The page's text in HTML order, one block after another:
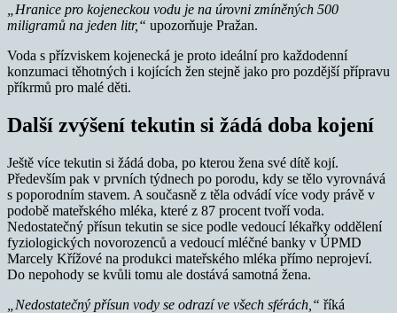
„Hranice pro kojeneckou vodu je na úrovni zmíněných 500
miligramů na jeden litr,“ upozorňuje Pražan.
Voda s přízviskem kojenecká je proto ideální pro každodenní
konzumaci těhotných i kojících žen stejně jako pro pozdější přípravu
příkrmů pro malé děti.
Další zvýšení tekutin si žádá doba kojení
Ještě více tekutin si žádá doba, po kterou žena své dítě kojí.
Především pak v prvních týdnech po porodu, kdy se tělo vyrovnává
s poporodním stavem. A současně z těla odvádí více vody právě v
podobě mateřského mléka, které z 87 procent tvoří voda.
Nedostatečný přísun tekutin se sice podle vedoucí lékařky oddělení
fyziologických novorozenců a vedoucí mléčné banky v ÚPMD
Marcely Křížové na produkci mateřského mléka přímo neprojeví.
Do nepohody se kvůli tomu ale dostává samotná žena.
„Nedostatečný přísun vody se odrazí ve všech sférách,“ říká